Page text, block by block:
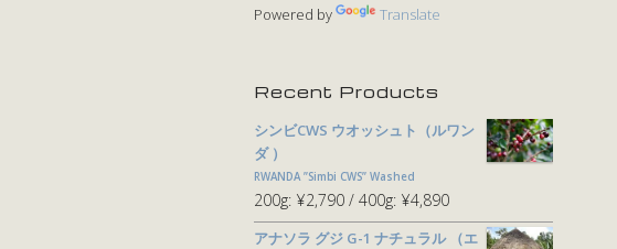
Powered by Translate
Recent Products
シンビCWS ウオッシュト（ルワン
ダ ）
RWANDA ”Simbi CWS” Washed
200g: ¥2,790 400g: ¥4,890
アナソラ グジ G-1 ナチュラル （エ